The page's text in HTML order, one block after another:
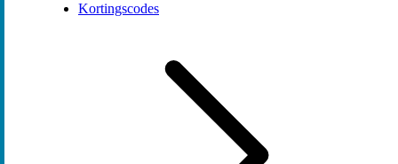
Kortingscodes